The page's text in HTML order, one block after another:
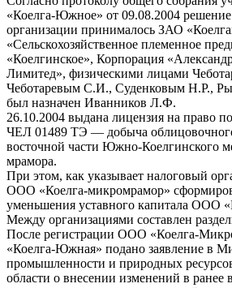
«Коелга-Южное» от 09.08.2004 решение
организации принималось ЗАО
«Сельскохозяйственное племенное
«Коелгинское», Корпорация
Лимитед», физическими лицами
Чеботаревым С.И., Суденковым Н.Р.,
был назначен Иванников Л.Ф.
26.10.2004 выдана лицензия на право
ЧЕЛ 01489 ТЭ — добыча
восточной части Южно-Коелгинского
мрамора.
При этом, как указывает налоговый
ООО «Коелга-микромрамор»
уменьшения уставного капитала ООО
Между организациями составлен
После регистрации ООО «Коелга-
«Коелга-Южная» подано заявление в
промышленности и природных
области о внесении изменений в